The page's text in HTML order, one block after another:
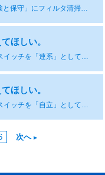
PV1000テクニカルマニュアル 「定期点検と保守」にフィルタ清掃手順を記載しております。 単相機種 資料番号 EZZ021466 三相機種 資料番号 EZZ021173 マニュアルダウンロード【会員サービス】から入手いただけます。
ほしい。
操作選択スイッチを「本体」、運転切替スイッチを「連系」としてください。
ほしい。
操作選択スイッチを「本体」、運転切替スイッチを「自立」としてください。
次へ